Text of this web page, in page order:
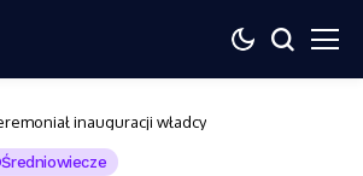
inauguracji władcy
Średniowiecze